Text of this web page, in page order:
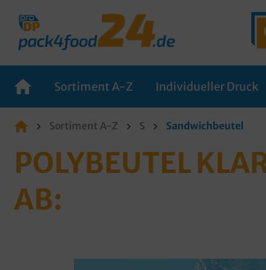
Sortiment A-Z Individueller Druck
Sortiment A-Z S Sandwichbeutel
POLYBEUTEL
B: